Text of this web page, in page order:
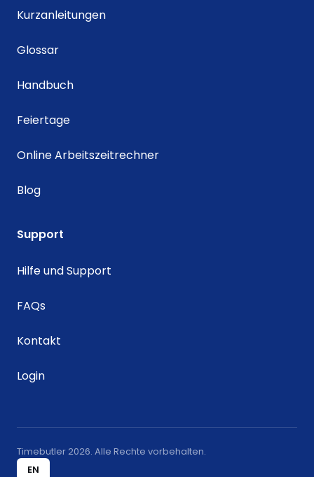
Kurzanleitungen
Glossar
Handbuch
Feiertage
Online Arbeitszeitrechner
Blog
Support
Hilfe und Support
FAQs
Kontakt
Login
Timebutler 2026. Alle Rechte vorbehalten.
EN